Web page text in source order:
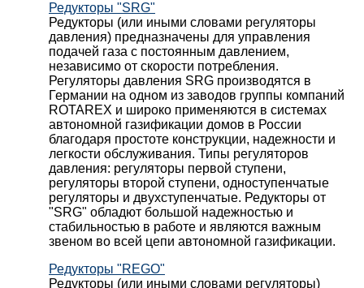
Редукторы "SRG"
Редукторы (или иными словами регуляторы
давления) предназначены для управления
подачей газа с постоянным давлением,
независимо от скорости потребления.
Регуляторы давления SRG производятся в
Германии на одном из заводов группы компаний
ROTAREX и широко применяются в системах
автономной газификации домов в России
благодаря простоте конструкции, надежности и
легкости обслуживания. Типы регуляторов
давления: регуляторы первой ступени,
регуляторы второй ступени, одноступенчатые
регуляторы и двухступенчатые. Редукторы от
"SRG" обладют большой надежностью и
стабильностью в работе и являются важным
звеном во всей цепи автономной газификации.
Редукторы "REGO"
Редукторы (или иными словами регуляторы)